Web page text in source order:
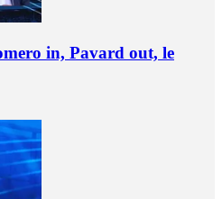
in, Pavard out, le